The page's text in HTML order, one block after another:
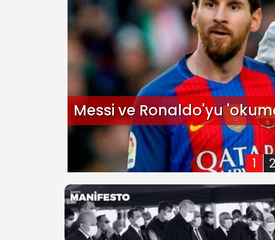
1 2
Messi ve Ronaldo'yu